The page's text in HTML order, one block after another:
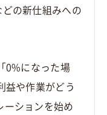
どの新仕組みへの
0%になった場
益や作業がどう
ーションを始め